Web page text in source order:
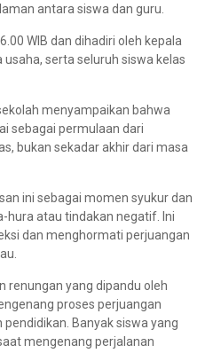
antara siswa dan guru.
WIB dan dihadiri oleh kepala
serta seluruh siswa kelas
menyampaikan bahwa
sebagai permulaan dari
bukan sekadar akhir dari masa
ini sebagai momen syukur dan
hura atau tindakan negatif. Ini
dan menghormati perjuangan
renungan yang dipandu oleh
proses perjuangan
Banyak siswa yang
mengenang perjalanan